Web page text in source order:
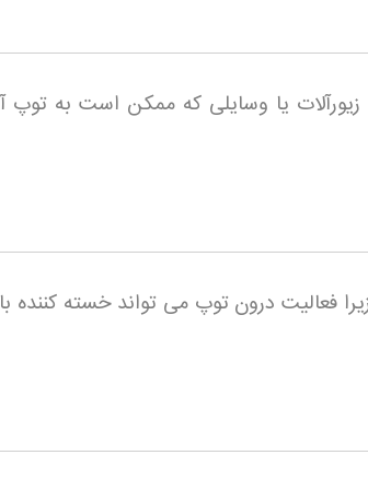
یا وسایلی که ممکن است به
فعالیت درون توپ می تواند خسته کننده